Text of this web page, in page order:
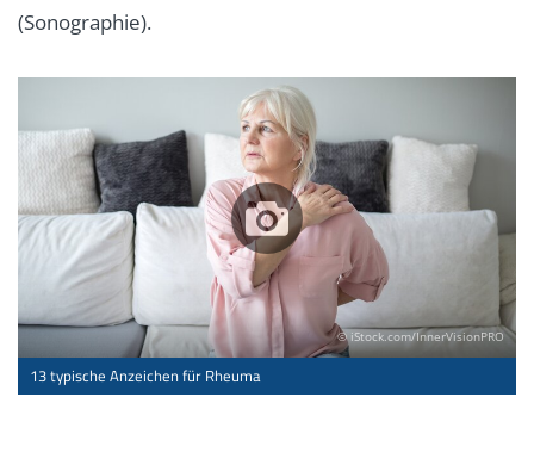
(Sonographie).
© iStock.com/InnerVisionPRO
13 typische Anzeichen für Rheuma